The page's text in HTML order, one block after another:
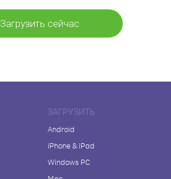
Загрузить сейчас
ЗАГРУЗИТЬ
Android
iPhone & iPad
Windows PC